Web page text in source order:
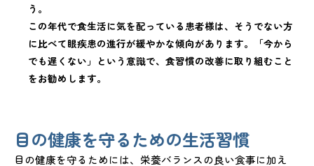
う。
この年代で食生活に気を配っている患者様は、そうでない方
に比べて眼疾患の進行が緩やかな傾向があります。「今から
でも遅くない」という意識で、食習慣の改善に取り組むこと
をお勧めします。
目の健康を守るための生活習慣
目の健康を守るためには、栄養バランスの良い食事に加え